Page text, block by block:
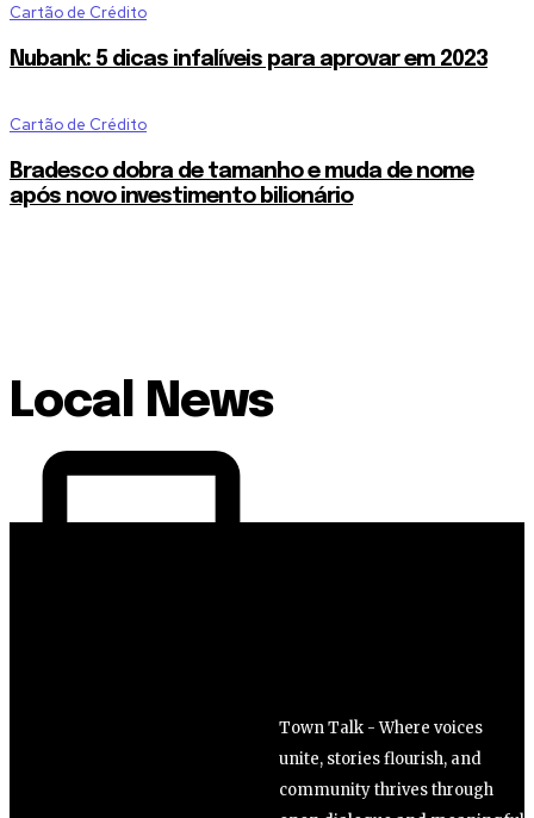
Cartão de Crédito
Nubank: 5 dicas infalíveis para aprovar em 2023
Cartão de Crédito
Bradesco dobra de tamanho e muda de nome
após novo investimento bilionário
Local News
Town Talk - Where voices
unite, stories flourish, and
community thrives through